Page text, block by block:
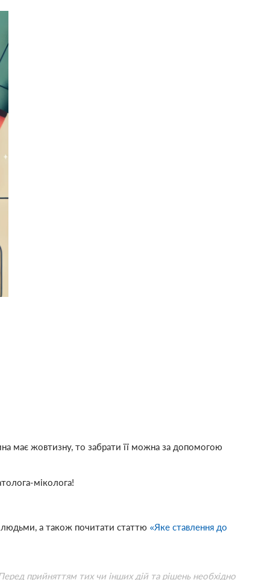
має жовтизну, то забрати її можна за допомогою
міколога!
людьми, а також почитати статтю «Яке ставлення до
прийняттям тих чи інших дій та рішень необхідно